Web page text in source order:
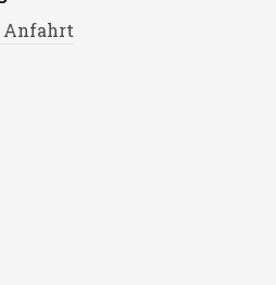
Anfahrt